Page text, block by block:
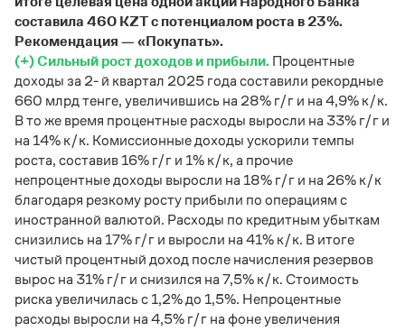
составила 460 KZT с потенциалом роста в 23%.
Рекомендация — «Покупать».
(+) Сильный рост доходов и прибыли. Процентные
доходы за 2- й квартал 2025 года составили рекордные
660 млрд тенге, увеличившись на 28% г/г и на 4,9% к/к.
В то же время процентные расходы выросли на 33% г/г и
на 14% к/к. Комиссионные доходы ускорили темпы
роста, составив 16% г/г и 1% к/к, а прочие
непроцентные доходы выросли на 18% г/г и на 26% к/к
благодаря резкому росту прибыли по операциям с
иностранной валютой. Расходы по кредитным убыткам
снизились на 17% г/г и выросли на 41% к/к. В итоге
чистый процентный доход после начисления резервов
вырос на 31% г/г и снизился на 7,5% к/к. Стоимость
риска увеличилась с 1,2% до 1,5%. Непроцентные
расходы выросли на 4,5% г/г на фоне увеличения